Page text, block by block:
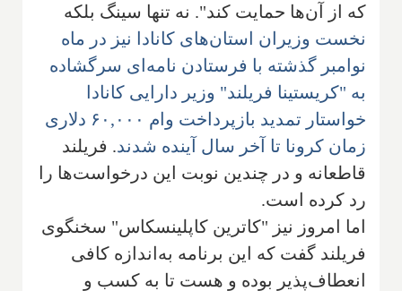
که از آن‌ها حمایت کند". نه تنها سینگ بلکه
نخست وزیران استان‌های کانادا نیز در ماه
نوامبر گذشته با فرستادن نامه‌ای سرگشاده
به "کریستینا فریلند" وزیر دارایی کانادا
خواستار تمدید بازپرداخت وام ۶۰,۰۰۰ دلاری
زمان کرونا تا آخر سال آینده شدند. فریلند
قاطعانه و در چندین نوبت این درخواست‌ها را
رد کرده است.
اما امروز نیز "کاترین کاپلینسکاس" سخنگوی
فریلند گفت که این برنامه به‌اندازه کافی
انعطاف‌پذیر بوده و هست تا به کسب و